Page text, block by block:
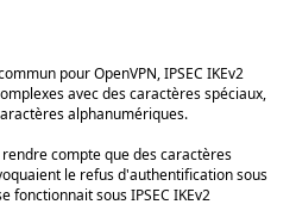
pour OpenVPN, IPSEC IKEv2
avec des caractères spéciaux,
alphanumériques.
compte que des caractères
le refus d'authentification sous
fonctionnait sous IPSEC IKEv2